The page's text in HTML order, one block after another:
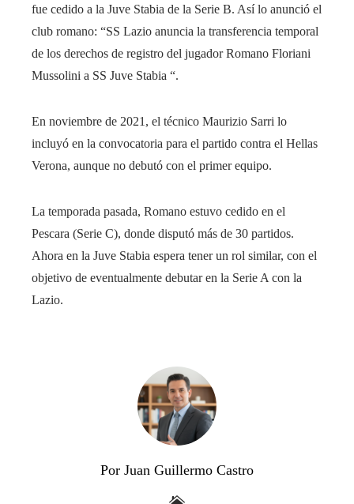
fue cedido a la Juve Stabia de la Serie B. Así lo anunció el
club romano: “SS Lazio anuncia la transferencia temporal
de los derechos de registro del jugador Romano Floriani
Mussolini a SS Juve Stabia “.
En noviembre de 2021, el técnico Maurizio Sarri lo
incluyó en la convocatoria para el partido contra el Hellas
Verona, aunque no debutó con el primer equipo.
La temporada pasada, Romano estuvo cedido en el
Pescara (Serie C), donde disputó más de 30 partidos.
Ahora en la Juve Stabia espera tener un rol similar, con el
objetivo de eventualmente debutar en la Serie A con la
Lazio.
Por Juan Guillermo Castro